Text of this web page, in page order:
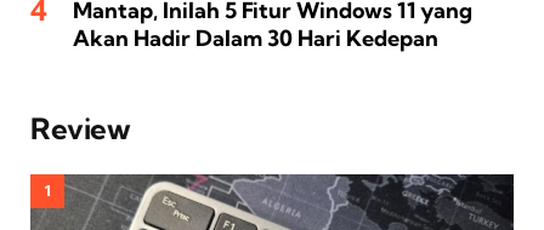
Mantap, Inilah 5 Fitur Windows 11 yang
Akan Hadir Dalam 30 Hari Kedepan
Review